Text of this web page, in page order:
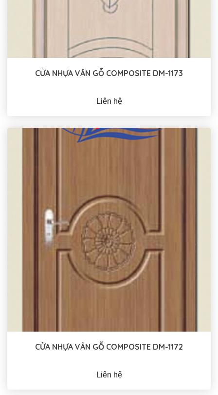
CỬA NHỰA VÂN GỖ COMPOSITE DM-1173
Liên hệ
CỬA NHỰA VÂN GỖ COMPOSITE DM-1172
Liên hệ